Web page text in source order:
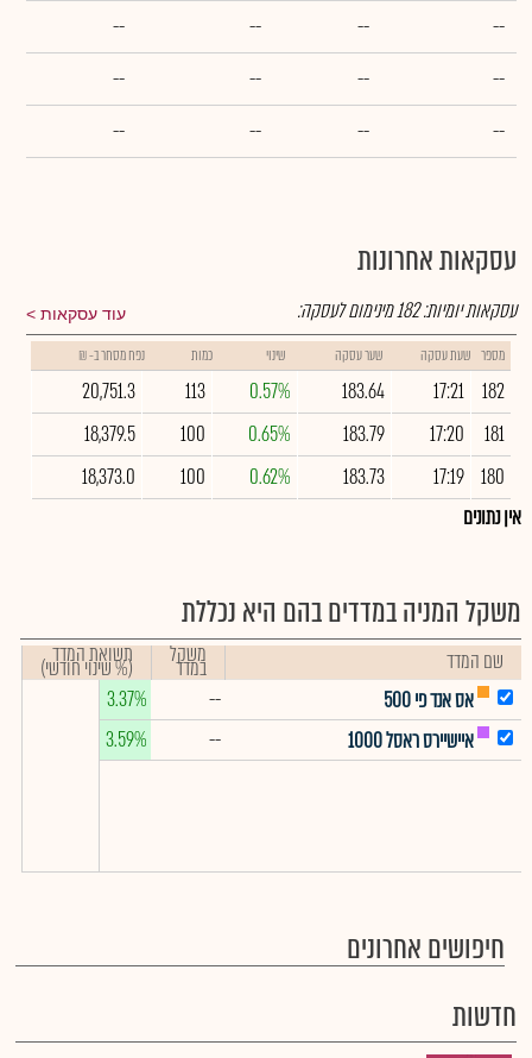
--
--
--
--
--
--
--
--
--
--
--
--
עסקאות אחרונות
עוד עסקאות עסקאות יומיות:182מינימום לעסקה:
מספר שעת עסקה שער עסקה שינוי כמות נפח מסחר ב- ₪
182
17:21
183.64
0.57%
113
20,751.3
181
17:20
183.79
0.65%
100
18,379.5
180
17:19
183.73
0.62%
100
18,373.0
אין נתונים
משקל המניה במדדים בהם היא נכללת
שם המדד משקל
במדד תשואת המדד
(% שינוי חודשי)
אס אנד פי 500
--
3.37%
איישיירס ראסל 1000
--
3.59%
חיפושים אחרונים
חדשות